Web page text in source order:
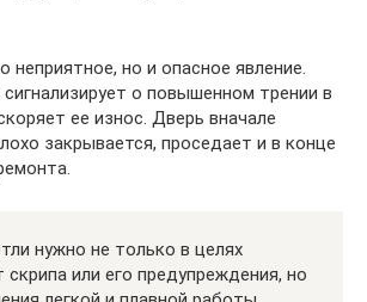
неприятное, но и опасное явление.
о повышенном трении в
ее износ. Дверь вначале
закрывается, проседает и в конце
нужно не только в целях
скрипа или его предупреждения, но